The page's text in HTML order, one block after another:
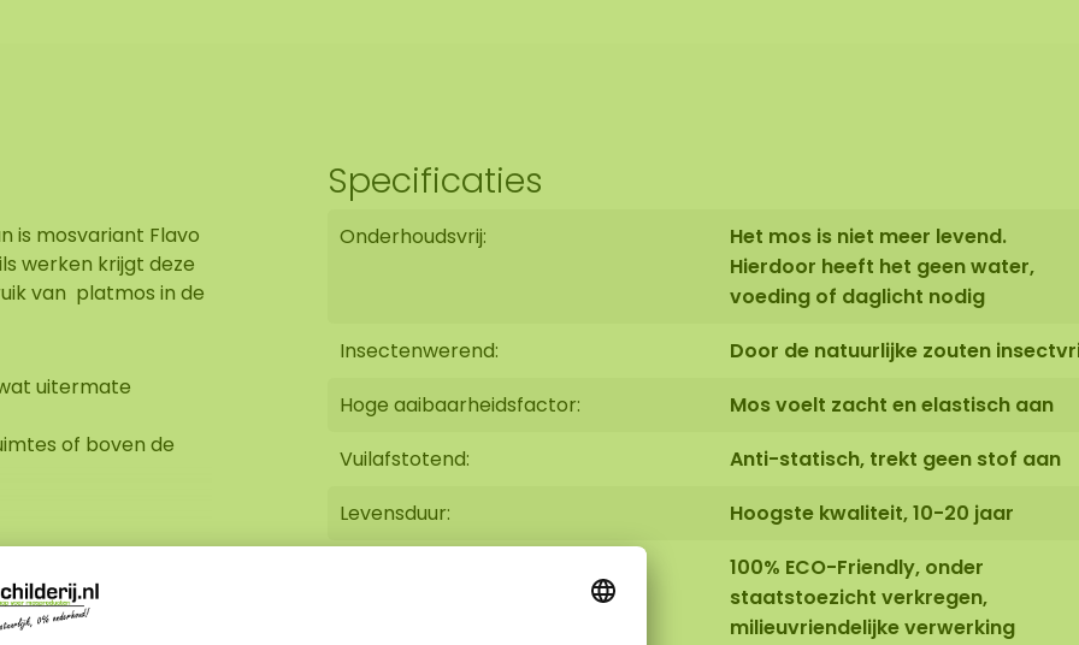
is mosvariant Flavo
werken krijgt deze
van platmos in de
uitermate
of boven de
Specificaties
Onderhoudsvrij:
Het mos is niet meer levend.
Hierdoor heeft het geen water,
voeding of daglicht nodig
Insectenwerend:
Door de natuurlijke zouten
Hoge aaibaarheidsfactor:
Mos voelt zacht en elastisch aan
Vuilafstotend:
Anti-statisch, trekt geen stof aan
Levensduur:
Hoogste kwaliteit, 10-20 jaar
100% ECO-Friendly, onder
staatstoezicht verkregen,
milieuvriendelijke verwerking